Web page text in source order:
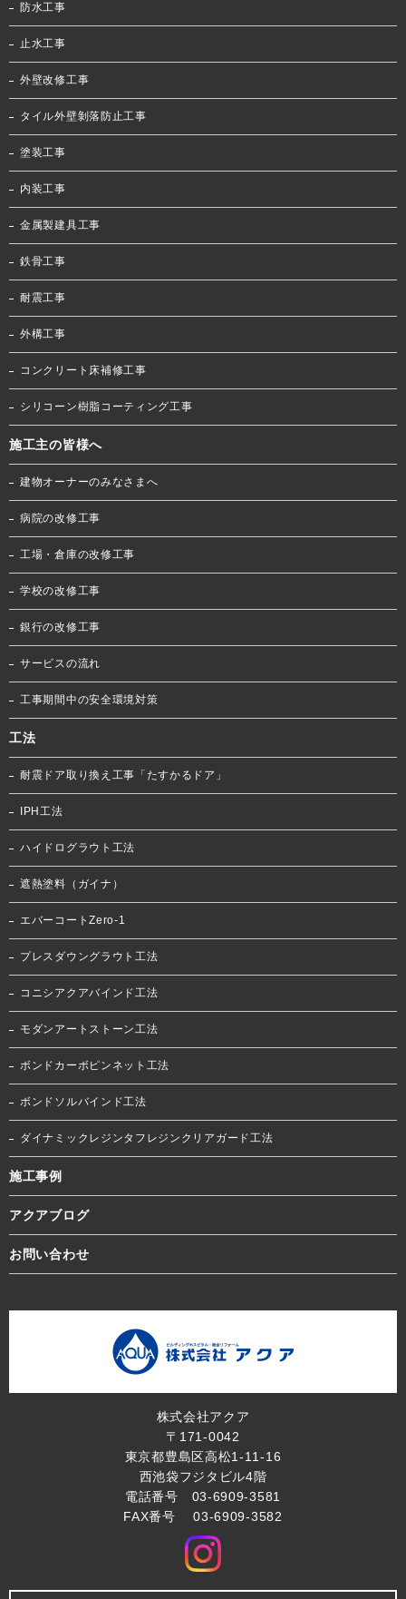
防水工事
止水工事
外壁改修工事
タイル外壁剝落防止工事
塗装工事
内装工事
金属製建具工事
鉄骨工事
耐震工事
外構工事
コンクリート床補修工事
シリコーン樹脂コーティング工事
施工主の皆様へ
建物オーナーのみなさまへ
病院の改修工事
工場・倉庫の改修工事
学校の改修工事
銀行の改修工事
サービスの流れ
工事期間中の安全環境対策
工法
耐震ドア取り換え工事「たすかるドア」
IPH工法
ハイドログラウト工法
遮熱塗料（ガイナ）
エバーコートZero-1
プレスダウングラウト工法
コニシアクアバインド工法
モダンアートストーン工法
ボンドカーボピンネット工法
ボンドソルバインド工法
ダイナミックレジンタフレジンクリアガード工法
施工事例
アクアブログ
お問い合わせ
株式会社アクア
〒171-0042
東京都豊島区高松1-11-16
西池袋フジタビル4階
電話番号 03-6909-3581
FAX番号 03-6909-3582